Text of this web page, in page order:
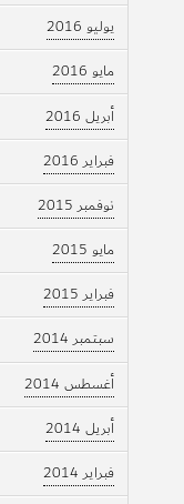
يوليو 2016
مايو 2016
أبريل 2016
فبراير 2016
نوفمبر 2015
مايو 2015
فبراير 2015
سبتمبر 2014
أغسطس 2014
أبريل 2014
فبراير 2014